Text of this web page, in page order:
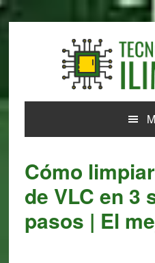
Skip
Skip
Skip
Skip
Cómo
de VLC en 3
pasos | El